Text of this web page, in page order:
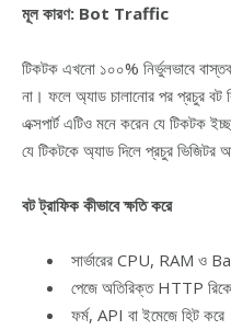
মূল কারণ: Bot Traffic
টিকটক এখনো ১০০% নির্ভুলভাবে
না। ফলে অ্যাড চালানোর পর প্রচুর
এক্সপার্ট এটিও মনে করেন যে টিকটক
যে টিকটকে অ্যাড দিলে প্রচুর ভিজিটর
বট ট্রাফিক কীভাবে ক্ষতি করে
সার্ভারের CPU, RAM ও
পেজে অতিরিক্ত HTTP
ফর্ম, API বা ইমেজে হিট করে